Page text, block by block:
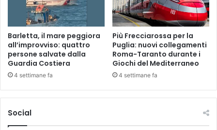
i
t
a
l
e
.
Barletta, il mare peggiora
all’improvviso: quattro
persone salvate dalla
Guardia Costiera
4 settimane fa
Più Frecciarossa per la
Puglia: nuovi collegamenti
Roma-Taranto durante i
Giochi del Mediterraneo
4 settimane fa
Social